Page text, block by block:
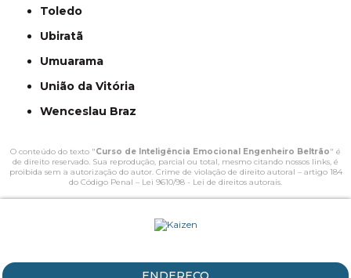
Toledo
Ubiratã
Umuarama
União da Vitória
Wenceslau Braz
O conteúdo do texto "Curso de Inteligência Emocional Engenheiro Beltrão" é
de direito reservado. Sua reprodução, parcial ou total, mesmo citando nossos links, é
proibida sem a autorização do autor. Crime de violação de direito autoral – artigo 184
do Código Penal – Lei 9610/98 - Lei de direitos autorais.